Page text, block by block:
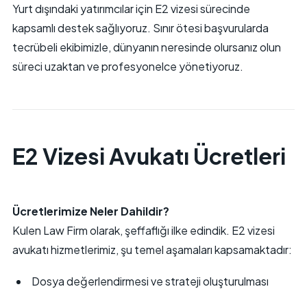
Yurt dışındaki yatırımcılar için E2 vizesi sürecinde
kapsamlı destek sağlıyoruz. Sınır ötesi başvurularda
tecrübeli ekibimizle, dünyanın neresinde olursanız olun
süreci uzaktan ve profesyonelce yönetiyoruz.
E2 Vizesi Avukatı Ücretleri
Ücretlerimize Neler Dahildir?
Kulen Law Firm olarak, şeffaflığı ilke edindik. E2 vizesi
avukatı hizmetlerimiz, şu temel aşamaları kapsamaktadır:
Dosya değerlendirmesi ve strateji oluşturulması